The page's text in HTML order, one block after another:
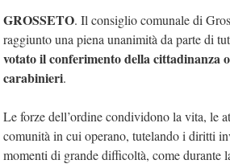
GROSSETO. Il consiglio comunale di
raggiunto una piena unanimità da parte di
votato il conferimento della cittadinanza
carabinieri.
Le forze dell’ordine condividono la vita, le
comunità in cui operano, tutelando i diritti
momenti di grande difficoltà, come durante